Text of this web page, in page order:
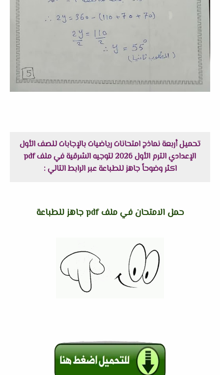
تحميل أربعة نماذج امتحانات رياضيات بالإجابات للصف الأول
الإعدادي الترم الأول 2026 لتوجيه الشرقية في ملف pdf
اكثر وضوحاً جاهز للطباعة عبر الرابط التالي :
حمل الامتحان في ملف pdf جاهز للطباعة